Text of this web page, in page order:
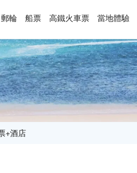
郵輪 船票 高鐵火車票 當地體驗
+酒店